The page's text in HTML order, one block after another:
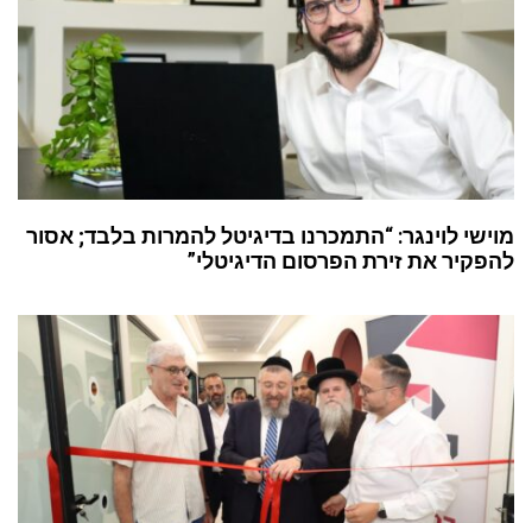
מוישי לוינגר: “התמכרנו בדיגיטל להמרות בלבד; אסור
להפקיר את זירת הפרסום הדיגיטלי”